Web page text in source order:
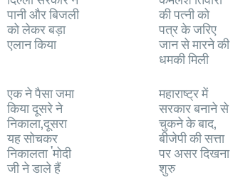
पानी और बिजली
को लेकर बड़ा
एलान किया
की पत्नी को
पत्र के जरिए
जान से मारने की
धमकी मिली
एक ने पैसा जमा
किया दूसरे ने
निकाला,दूसरा
यह सोचकर
निकालता 'मोदी
जी ने डाले हैं
महाराष्ट्र में
सरकार बनाने से
चुकने के बाद,
बीजेपी की सत्ता
पर असर दिखना
शुरु